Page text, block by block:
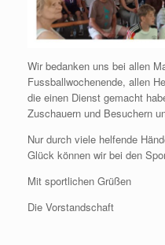
Wir bedanken uns bei allen
Fussballwochenende, allen
die einen Dienst gemacht
Zuschauern und Besuchern
Nur durch viele helfende
Glück können wir bei den
Mit sportlichen Grüßen
Die Vorstandschaft